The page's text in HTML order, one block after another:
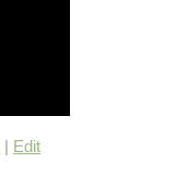
| Edit